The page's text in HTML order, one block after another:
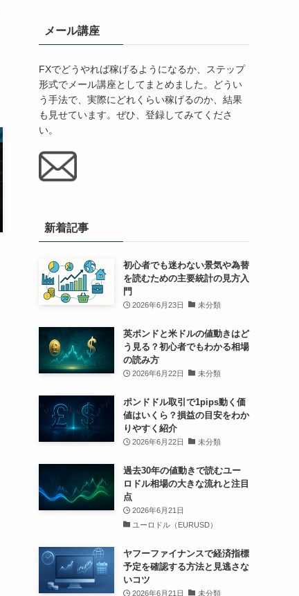
メール講座
FXでどうやれば稼げるようになるか、ステップ
形式でメール講座としてまとめました。どうい
う手法で、実際にどれくらい稼げるのか、結果
も見せています。ぜひ、登録してみてくださ
い。
新着記事
初心者でも迷わない景気や為替
を読むための主要統計の見方入
門
2026年6月23日 未分類
英ポンドと米ドルの値動きはど
う見る？初心者でもわかる相場
の読み方
2026年6月22日 未分類
ポンドドル取引で1pips動く価
値はいくら？損益の目安をわか
りやすく紹介
2026年6月22日 未分類
過去30年の値動きで読むユー
ロドル相場の大きな流れと注目
点
2026年6月21日
ユーロドル（EURUSD）
ヤフーファイナンスで経済指標
予定を確認する方法と見逃さな
いコツ
2026年6月21日 未分類